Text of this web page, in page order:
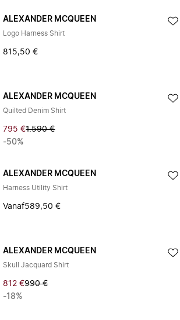
ALEXANDER MCQUEEN
Logo Harness Shirt
815,50 €
ALEXANDER MCQUEEN
Quilted Denim Shirt
795 €1.590 €
-50%
ALEXANDER MCQUEEN
Harness Utility Shirt
Vanaf589,50 €
ALEXANDER MCQUEEN
Skull Jacquard Shirt
812 €990 €
-18%